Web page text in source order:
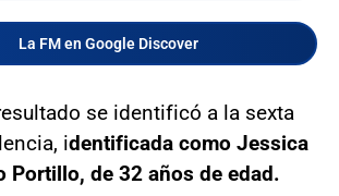
La FM en Google Discover
se identificó a la sexta
identificada como Jessica
Portillo, de 32 años de edad.